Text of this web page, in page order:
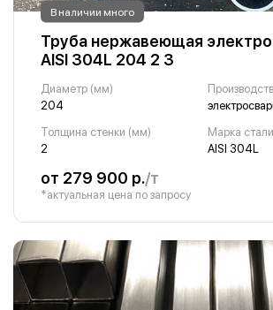
В наличии много
Труба нержавеющая
AISI 304L 204 2 3
Диаметр (мм)
204
Толщина стенки (мм)
2
Марка стали
AISI 304L
от 279 900 р./т
*актуальная цена по запросу